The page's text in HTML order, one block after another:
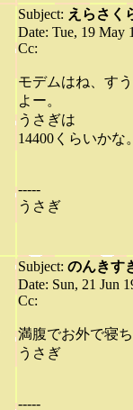
Subject: えらさく
Date: Tue, 19 May
Cc:
モデムはね、す
よー。
うさぎは
14400くらいかな
-----
うさぎ
Subject: のんきす
Date: Sun, 21 Jun
Cc:
満腹でお外で寝
うさぎ
-----